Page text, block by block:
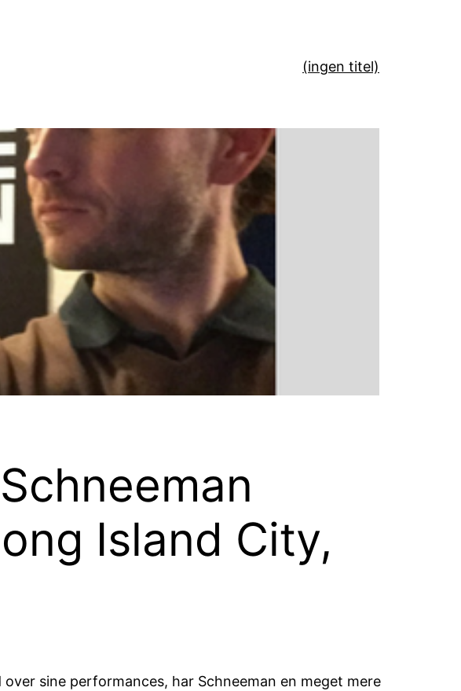
(ingen titel)
Island City,
sine performances, har Schneeman en meget mere